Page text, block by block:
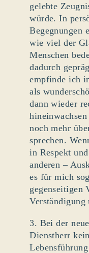
gelebte
würde. In
Begegnungen
wie viel der
Menschen
dadurch
empfinde ich
als
dann wieder
noch mehr
sprechen.
in Respekt
anderen –
es für mich
gegenseitigen
3. Bei der
Dienstherr